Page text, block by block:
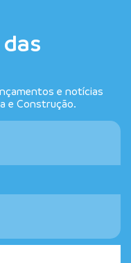
e notícias
e Construção.